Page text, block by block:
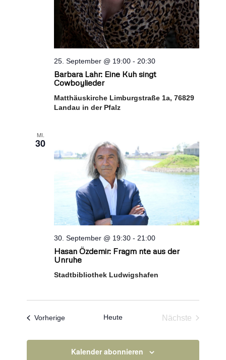
Barbara Lahr: Eine Kuh singt
Cowboylieder
25. September @ 19:00 - 20:30
Matthäuskirche Limburgstraße 1a, 76829
Landau in der Pfalz
MI.
30
Hasan Özdemir: Fragm nte aus der
Unruhe
30. September @ 19:30 - 21:00
Stadtbibliothek Ludwigshafen
VorherigeVeranstaltungen
Heute
Nächste
Kalender abonnieren